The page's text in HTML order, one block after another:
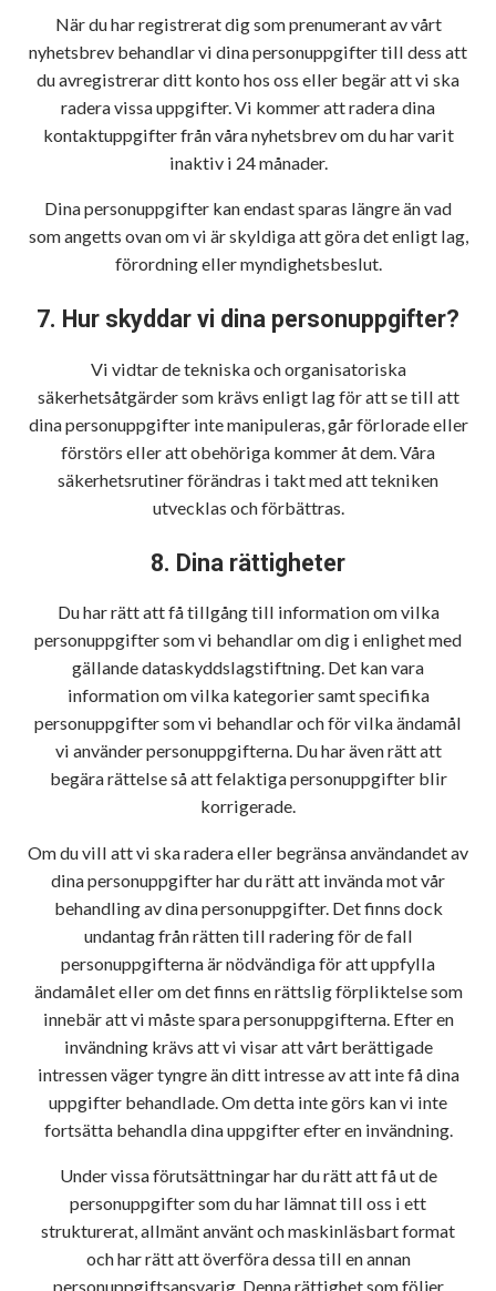
När du har registrerat dig som prenumerant av vårt
nyhetsbrev behandlar vi dina personuppgifter till dess att
du avregistrerar ditt konto hos oss eller begär att vi ska
radera vissa uppgifter. Vi kommer att radera dina
kontaktuppgifter från våra nyhetsbrev om du har varit
inaktiv i 24 månader.
Dina personuppgifter kan endast sparas längre än vad
som angetts ovan om vi är skyldiga att göra det enligt lag,
förordning eller myndighetsbeslut.
7. Hur skyddar vi dina personuppgifter?
Vi vidtar de tekniska och organisatoriska
säkerhetsåtgärder som krävs enligt lag för att se till att
dina personuppgifter inte manipuleras, går förlorade eller
förstörs eller att obehöriga kommer åt dem. Våra
säkerhetsrutiner förändras i takt med att tekniken
utvecklas och förbättras.
8. Dina rättigheter
Du har rätt att få tillgång till information om vilka
personuppgifter som vi behandlar om dig i enlighet med
gällande dataskyddslagstiftning. Det kan vara
information om vilka kategorier samt specifika
personuppgifter som vi behandlar och för vilka ändamål
vi använder personuppgifterna. Du har även rätt att
begära rättelse så att felaktiga personuppgifter blir
korrigerade.
Om du vill att vi ska radera eller begränsa användandet av
dina personuppgifter har du rätt att invända mot vår
behandling av dina personuppgifter. Det finns dock
undantag från rätten till radering för de fall
personuppgifterna är nödvändiga för att uppfylla
ändamålet eller om det finns en rättslig förpliktelse som
innebär att vi måste spara personuppgifterna. Efter en
invändning krävs att vi visar att vårt berättigade
intressen väger tyngre än ditt intresse av att inte få dina
uppgifter behandlade. Om detta inte görs kan vi inte
fortsätta behandla dina uppgifter efter en invändning.
Under vissa förutsättningar har du rätt att få ut de
personuppgifter som du har lämnat till oss i ett
strukturerat, allmänt använt och maskinläsbart format
och har rätt att överföra dessa till en annan
personuppgiftsansvarig. Denna rättighet som följer